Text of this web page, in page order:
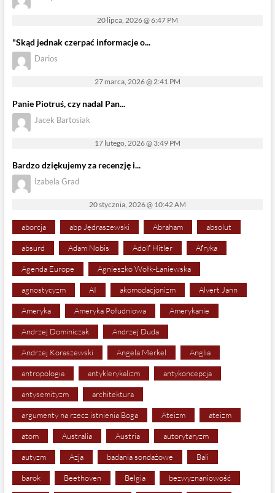
20 lipca, 2026 @ 6:47 PM
"Skąd jednak czerpać informacje o...
Darios
27 marca, 2026 @ 2:41 PM
Panie Piotruś, czy nadal Pan...
Jacek Bartosiak
17 lutego, 2026 @ 3:49 PM
Bardzo dziękujemy za recenzję i...
Izabela Grad
20 stycznia, 2026 @ 10:42 AM
aborcja abp Jędraszewski Abraham absolut
absurd Adam Nobis Adolf Hitler Afryka
Agenda Europe Agnieszko Wołk-Łaniewska
agnostycyzm AI akomodacjonizm Alvert Jann
Ameryka Ameryka Południowa Amerykanie
Andrzej Dominiczak Andrzej Duda
Andrzej Koraszewski Angela Merkel Anglia
antropologia antyklerykalizm antykoncepcja
antysemityzm architektura
argumenty na rzecz istnienia Boga Ateizm ateizm
atom Australia Austria autorytaryzm
autyzm Azja badania sondażowe Bali
barok Beethoven Belgia bezwyznaniowość